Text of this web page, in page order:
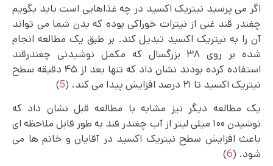
اگر می پرسید نیتریک اکسید در چه غذاهایی است باید بگویم
چغندر قند غنی از نیترات خوراکی بوده که بدن شما می تواند
آن را به نیتریک اکسید تبدیل کند. بر طبق یک مطالعه انجام
شده بر روی ۳۸ بزرگسال که مکمل نوشیدنی چغندرقند
استفاده کرده بودند نشان داد که تنها بعد از ۴۵ دقیقه سطح
نیتریک اکسید تا ۲۱ درصد افزایش پیدا می کند. (
5
)
یک مطالعه دیگر نیز مشابه با مطالعه قبل نشان داد که
نوشیدن ۱۰۰ میلی لیتر از آب چغندر قند به طور قابل ملاحظه‌ ای
باعث افزایش سطح نیتریک اکسید در آقایان و خانم ها می
شود. (6
)